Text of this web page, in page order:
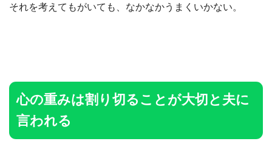
それを考えてもがいても、なかなかうまくいかない。
心の重みは割り切ることが大切と夫に
言われる